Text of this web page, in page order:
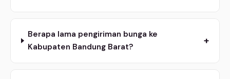
Berapa lama pengiriman bunga ke
Kabupaten Bandung Barat?
+